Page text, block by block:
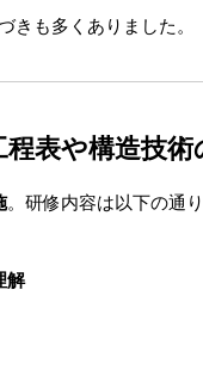
きも多くありました。
表や構造技術
。研修内容は以下の通り
解